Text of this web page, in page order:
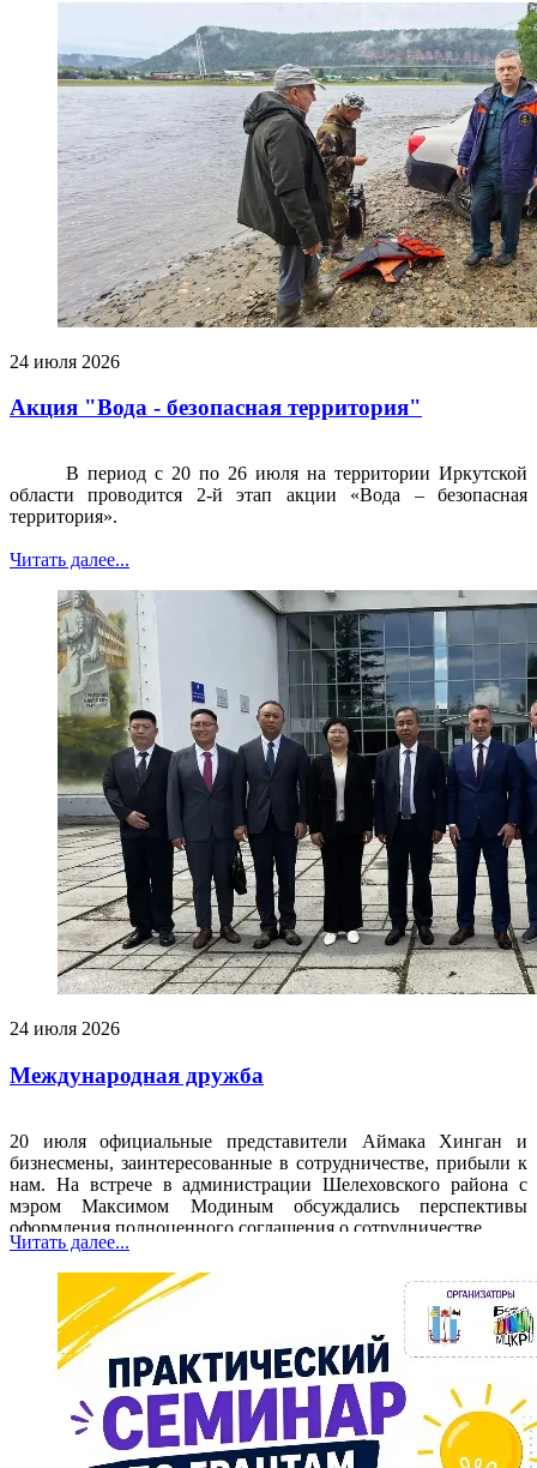
24 июля 2026
Акция "Вода - безопасная территория"
В период с 20 по 26 июля на территории Иркутской
области проводится 2-й этап акции «Вода – безопасная
территория».
Читать далее...
24 июля 2026
Международная дружба
20 июля официальные представители Аймака Хинган и
бизнесмены, заинтересованные в сотрудничестве, прибыли к
нам. На встрече в администрации Шелеховского района с
мэром Максимом Модиным обсуждались перспективы
оформления полноценного соглашения о сотрудничестве.
Читать далее...